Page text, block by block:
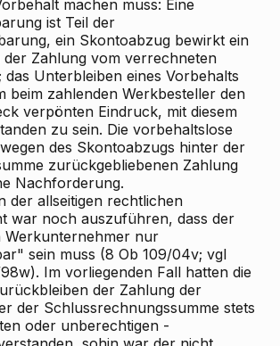
machen muss: Eine
ist Teil der
ein Skontoabzug bewirkt ein
Zahlung vom verrechneten
das Unterbleiben eines Vorbehalts
beim zahlenden Werkbesteller den
verpönten Eindruck, mit diesem
zu sein. Die vorbehaltslose
des Skontoabzugs hinter der
zurückgebliebenen Zahlung
Nachforderung.
der allseitigen rechtlichen
war noch auszuführen, dass der
Werkunternehmer nur
sein muss (8 Ob 109/04v; vgl
Im vorliegenden Fall hatten die
der Zahlung der
der Schlussrechnungssumme stets
oder unberechtigen -